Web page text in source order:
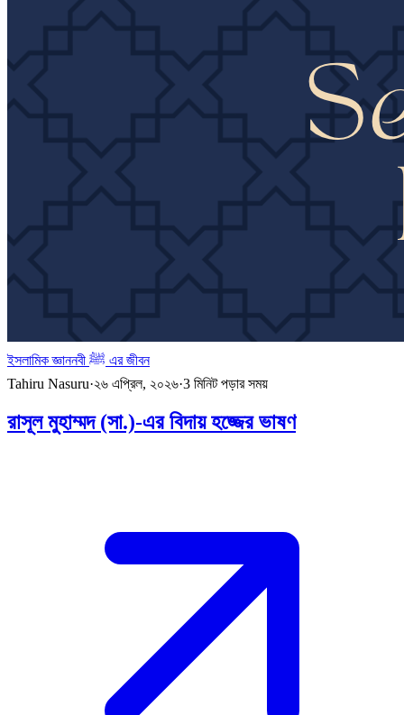
ইসলামিক জ্ঞান
নবী ﷺ এর জীবন
Tahiru Nasuru·২৬ এপ্রিল, ২০২৬·3 মিনিট পড়ার সময়
রাসূল মুহাম্মদ (সা.)-এর বিদায় হজ্জের ভাষণ